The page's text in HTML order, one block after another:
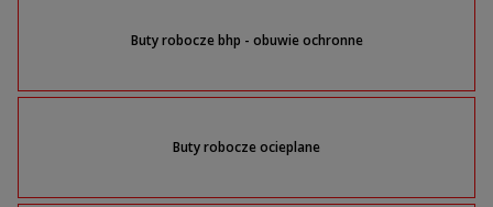
Buty robocze bhp - obuwie ochronne
Buty robocze ocieplane